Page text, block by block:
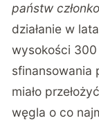
państw
działanie w
wysokości 300
sfinansowania
miało
węgla o co